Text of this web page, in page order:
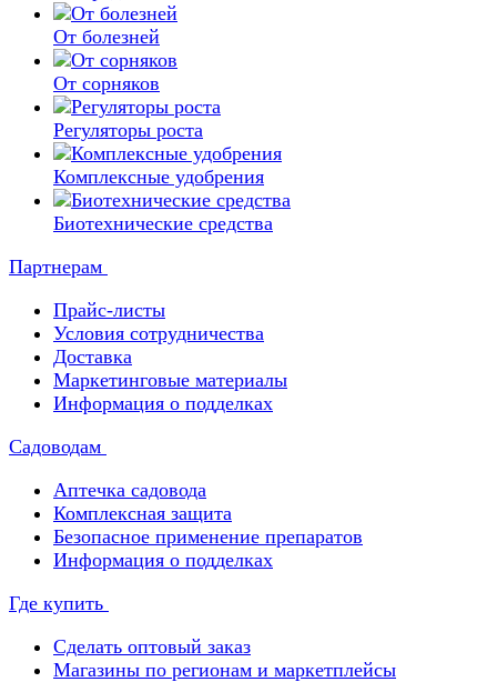
От болезней
От сорняков
Регуляторы роста
Комплексные удобрения
Биотехнические средства
Партнерам
Прайс-листы
Условия сотрудничества
Доставка
Маркетинговые материалы
Информация о подделках
Садоводам
Аптечка садовода
Комплексная защита
Безопасное применение препаратов
Информация о подделках
Где купить
Сделать оптовый заказ
Магазины по регионам и маркетплейсы